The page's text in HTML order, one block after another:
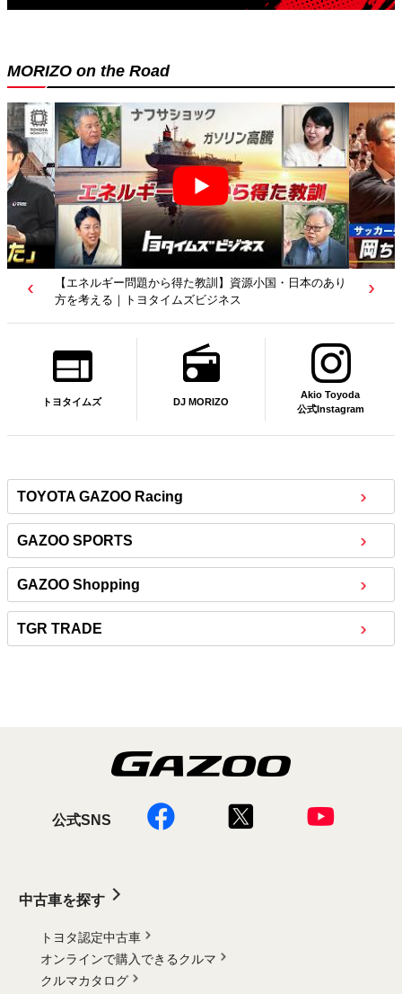
MORIZO on the Road
【エネルギー問題から得た教訓】資源小国・日本のあり
方を考える｜トヨタイムズビジネス
トヨタイムズ DJ MORIZO
Akio Toyoda
公式Instagram
TOYOTA GAZOO Racing
GAZOO SPORTS
GAZOO Shopping
TGR TRADE
公式SNS
中古車を探す
トヨタ認定中古車
オンラインで購入できるクルマ
クルマカタログ